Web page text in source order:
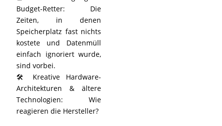
Budget-Retter: Die
Zeiten, in denen
Speicherplatz fast nichts
kostete und Datenmüll
einfach ignoriert wurde,
sind vorbei.
🛠️ Kreative Hardware-
Architekturen & ältere
Technologien: Wie
reagieren die Hersteller?